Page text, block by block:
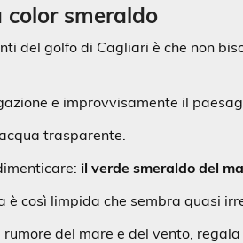
color smeraldo
del golfo di Cagliari è che non
e improvvisamente il
trasparente.
il verde smeraldo del
è così limpida che sembra quasi
del mare e del vento, regala